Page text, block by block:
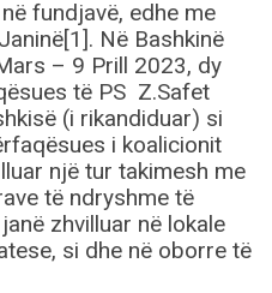
fundjavë, edhe me
Në Bashkinë
– 9 Prill 2023, dy
të PS Z.Safet
(i rikandiduar) si
i koalicionit
një tur takimesh me
të ndryshme të
zhvilluar në lokale
si dhe në oborre të